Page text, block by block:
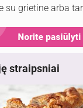
su grietine arba
straipsniai